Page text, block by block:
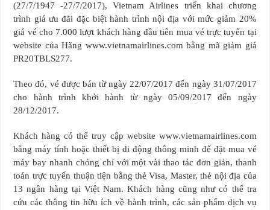
(27/7/1947 -27/7/2017), Vietnam Airlines triển khai chương
trình giá ưu đãi đặc biệt hành trình nội địa với mức giảm 20%
giá vé cho 7.000 lượt khách hàng đầu tiên mua vé trực tuyến tại
website của Hãng www.vietnamairlines.com bằng mã giảm giá
PR20TBLS277.
Theo đó, vé được bán từ ngày 22/07/2017 đến ngày 31/07/2017
cho hành trình khởi hành từ ngày 05/09/2017 đến ngày
28/12/2017.
Khách hàng có thể truy cập website www.vietnamairlines.com
bằng máy tính hoặc thiết bị di động thông minh để đặt mua vé
máy bay nhanh chóng chỉ với một vài thao tác đơn giản, thanh
toán trực tuyến thuận tiện bằng thẻ Visa, Master, thẻ nội địa của
13 ngân hàng tại Việt Nam. Khách hàng cũng như có thể tra
cứu các thông tin hữu ích về hành trình, các sản phẩm dịch vụ